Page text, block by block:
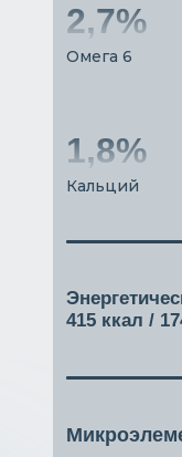
Кальций
1,8%
Омега 6
2,7%
415 ккал /